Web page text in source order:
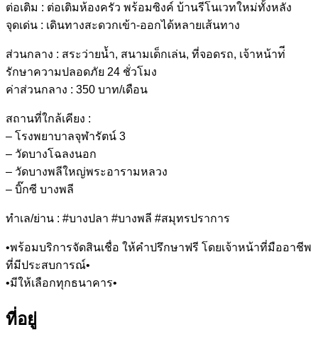
ต่อเติม : ต่อเติมห้องครัว พร้อมซิงค์ บ้านรีโนเวทใหม่ทั้งหลัง
จุดเด่น : เดินทางสะดวกเข้า-ออกได้หลายเส้นทาง
ส่วนกลาง : สระว่ายน้ำ, สนามเด็กเล่น, ที่จอดรถ, เจ้าหน้าท่ี
รักษาความปลอดภัย 24 ชั่วโมง
ค่าส่วนกลาง : 350 บาท/เดือน
สถานที่ใกล้เคียง :
– โรงพยาบาลจุฬารัตน์ 3
– วัดบางโฉลงนอก
– วัดบางพลีใหญ่พระอารามหลวง
– บิ๊กซี บางพลี
ทำเล/ย่าน : #บางปลา #บางพลี #สมุทรปราการ
•พร้อมบริการจัดสินเชื่อ ให้คำปรึกษาฟรี โดยเจ้าหน้าที่มืออาชีพ
ที่มีประสบการณ์•
•มีให้เลือกทุกธนาคาร•
ที่อยู่